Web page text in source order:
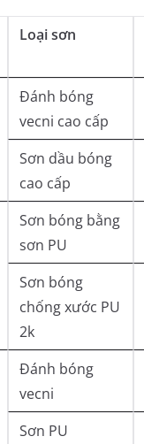
Loại sơn
Đánh bóng
vecni cao cấp
Sơn dầu bóng
cao cấp
Sơn bóng bằng
sơn PU
Sơn bóng
chống xước PU
2k
Đánh bóng
vecni
Sơn PU